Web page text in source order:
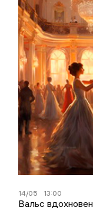
14/05 13:00
Вальс